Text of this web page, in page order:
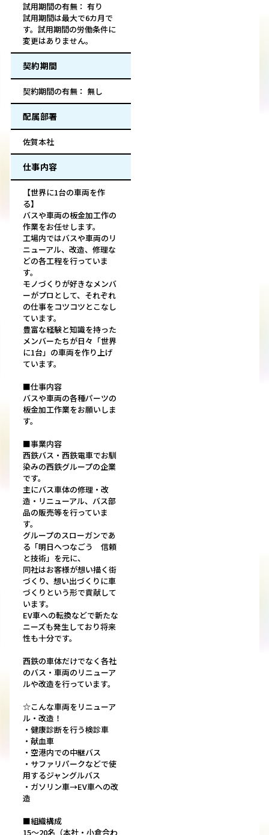
試用期間の有無： 有り
試用期間は最大で6カ月で
す。試用期間の労働条件に
変更はありません。
契約期間
契約期間の有無： 無し
配属部署
佐賀本社
仕事内容
【世界に1台の車両を作
る】
バスや車両の板金加工作の
作業をお任せします。
工場内ではバスや車両のリ
ニューアル、改造、修理な
どの各工程を行っていま
す。
モノづくりが好きなメンバ
ーがプロとして、それぞれ
の仕事をコツコツとこなし
ています。
豊富な経験と知識を持った
メンバーたちが日々「世界
に1台」の車両を作り上げ
ています。
■仕事内容
バスや車両の各種パーツの
板金加工作業をお願いしま
す。
■事業内容
西鉄バス・西鉄電車でお馴
染みの西鉄グループの企業
です。
主にバス車体の修理・改
造・リニューアル、バス部
品の販売等を行っていま
す。
グループのスローガンであ
る「明日へつなごう 信頼
と技術」を元に、
同社はお客様が想い描く街
づくり、想い出づくりに車
づくりという形で貢献して
います。
EV車への転換などで新たな
ニーズも発生しており将来
性も十分です。
西鉄の車体だけでなく各社
のバス・車両のリニューア
ルや改造を行っています。
☆こんな車両をリニューア
ル・改造！
・健康診断を行う検診車
・献血車
・空港内での中継バス
・サファリパークなどで使
用するジャングルバス
・ガソリン車→EV車への改
造
■組織構成
15～20名（本社・小倉合わ